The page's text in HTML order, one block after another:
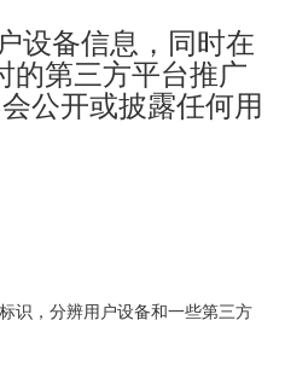
设备信息，同时在
的第三方平台推广
公开或披露任何用
识，分辨用户设备和一些第三方